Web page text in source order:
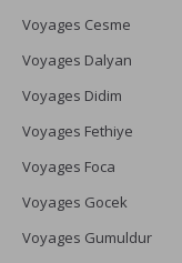
Voyages Cesme
Voyages Dalyan
Voyages Didim
Voyages Fethiye
Voyages Foca
Voyages Gocek
Voyages Gumuldur